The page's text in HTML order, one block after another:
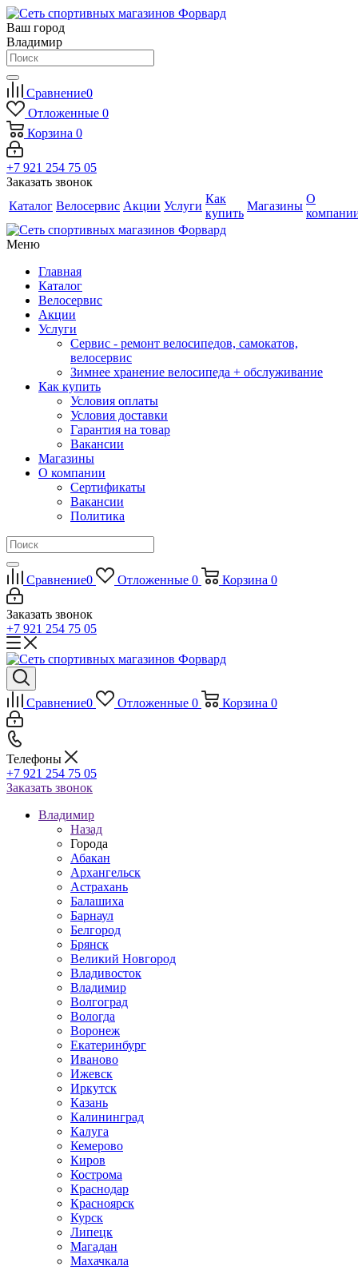
Ваш город
Владимир
Сравнение0
Отложенные 0
Корзина 0
+7 921 254 75 05
Заказать звонок
Каталог Велосервис Акции Услуги
Как
купить
Магазины
О
Меню
Главная
Каталог
Велосервис
Акции
Услуги
Сервис - ремонт велосипедов, самокатов,
велосервис
Зимнее хранение велосипеда + обслуживание
Как купить
Условия оплаты
Условия доставки
Гарантия на товар
Вакансии
Магазины
О компании
Сертификаты
Вакансии
Политика
Сравнение0 Отложенные 0 Корзина 0
Заказать звонок
+7 921 254 75 05
Сравнение0 Отложенные 0 Корзина 0
Телефоны
+7 921 254 75 05
Заказать звонок
Владимир
Назад
Города
Абакан
Архангельск
Астрахань
Балашиха
Барнаул
Белгород
Брянск
Великий Новгород
Владивосток
Владимир
Волгоград
Вологда
Воронеж
Екатеринбург
Иваново
Ижевск
Иркутск
Казань
Калининград
Калуга
Кемерово
Киров
Кострома
Краснодар
Красноярск
Курск
Липецк
Магадан
Махачкала